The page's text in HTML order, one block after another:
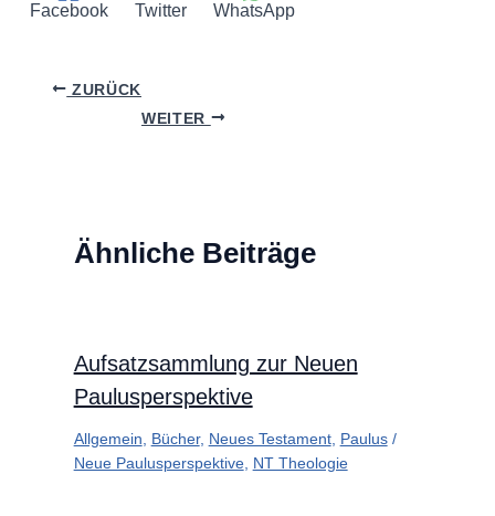
Facebook Twitter WhatsApp
ZURÜCK
WEITER
Ähnliche Beiträge
Aufsatzsammlung zur Neuen
Paulusperspektive
Allgemein Bücher, Neues Testament, Paulus/
Neue Paulusperspektive, NT Theologie